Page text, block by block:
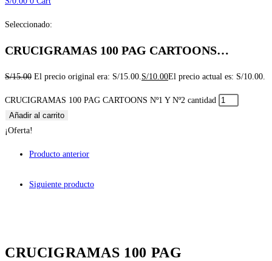
Seleccionado:
CRUCIGRAMAS 100 PAG CARTOONS…
S/15.00 El precio original era: S/15.00. S/10.00El precio actual es: S/10.00.
CRUCIGRAMAS 100 PAG CARTOONS Nº1 Y Nº2 cantidad
Añadir al carrito
¡Oferta!
Producto anterior
Siguiente producto
CRUCIGRAMAS 100 PAG